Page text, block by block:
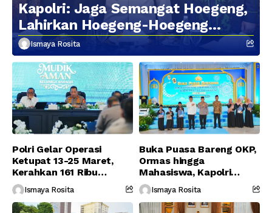
Kapolri: Jaga Semangat Hoegeng,
Lahirkan Hoegeng-Hoegeng
Berikutnya
Ismaya Rosita
Polri Gelar Operasi
Ketupat 13-25 Maret,
Kerahkan 161 Ribu
Personel Gabungan
Ismaya Rosita
Buka Puasa Bareng OKP,
Ormas hingga
Mahasiswa, Kapolri
Serukan Jaga
Persatuan-Dukung
Program Pemerintah
Ismaya Rosita